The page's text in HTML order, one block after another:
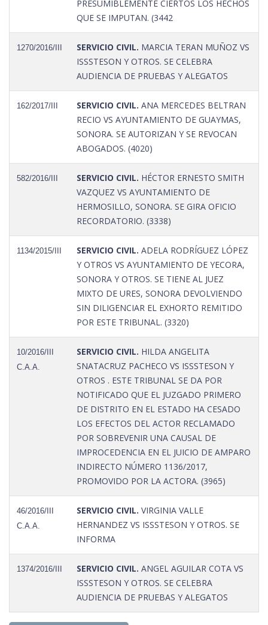
PRESUMIBLEMENTE CIERTOS LOS HECHOS
QUE SE IMPUTAN. (3442
1270/2016/III SERVICIO CIVIL. MARCIA TERAN MUÑOZ VS
ISSSTESON Y OTROS. SE CELEBRA
AUDIENCIA DE PRUEBAS Y ALEGATOS
162/2017/III SERVICIO CIVIL. ANA MERCEDES BELTRAN
RECIO VS AYUNTAMIENTO DE GUAYMAS,
SONORA. SE AUTORIZAN Y SE REVOCAN
ABOGADOS. (4020)
582/2016/III SERVICIO CIVIL. HÉCTOR ERNESTO SMITH
VAZQUEZ VS AYUNTAMIENTO DE
HERMOSILLO, SONORA. SE GIRA OFICIO
RECORDATORIO. (3338)
1134/2015/III SERVICIO CIVIL. ADELA RODRÍGUEZ LÓPEZ
Y OTROS VS AYUNTAMIENTO DE YECORA,
SONORA Y OTROS. SE TIENE AL JUEZ
MIXTO DE URES, SONORA DEVOLVIENDO
SIN DILIGENCIAR EL EXHORTO REMITIDO
POR ESTE TRIBUNAL. (3320)
10/2016/III
C.A.A.
SERVICIO CIVIL. HILDA ANGELITA
SNATACRUZ PACHECO VS ISSSTESON Y
OTROS . ESTE TRIBUNAL SE DA POR
NOTIFICADO QUE EL JUZGADO PRIMERO
DE DISTRITO EN EL ESTADO HA CESADO
LOS EFECTOS DEL ACTOR RECLAMADO
POR SOBREVENIR UNA CAUSAL DE
IMPROCEDENCIA EN EL JUICIO DE AMPARO
INDIRECTO NÚMERO 1136/2017,
PROMOVIDO POR LA ACTORA. (3965)
46/2016/III
C.A.A.
SERVICIO CIVIL. VIRGINIA VALLE
HERNANDEZ VS ISSSTESON Y OTROS. SE
INFORMA
1374/2016/III SERVICIO CIVIL. ANGEL AGUILAR COTA VS
ISSSTESON Y OTROS. SE CELEBRA
AUDIENCIA DE PRUEBAS Y ALEGATOS